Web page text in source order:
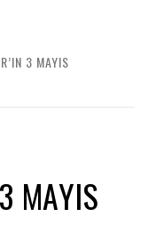
3 MAYIS
MAYIS